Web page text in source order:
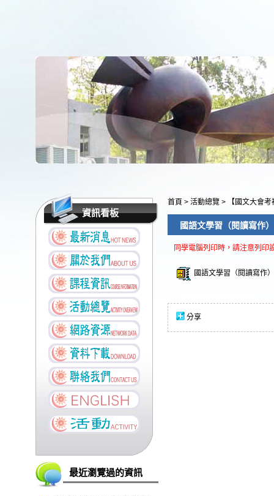
資訊看板
最近瀏覽過的資訊
首頁 > 活動總覽 > 【國文大會
國語文學習（閱讀寫作
同學電腦列印時，請注意列印
國語文學習（閱讀寫作
分享